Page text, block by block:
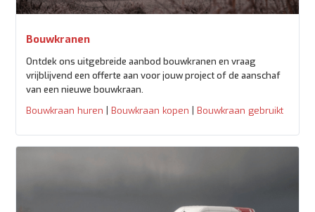
Bouwkranen
Ontdek ons uitgebreide aanbod bouwkranen en vraag
vrijblijvend een offerte aan voor jouw project of de aanschaf
van een nieuwe bouwkraan.
Bouwkraan huren | Bouwkraan kopen | Bouwkraan gebruikt